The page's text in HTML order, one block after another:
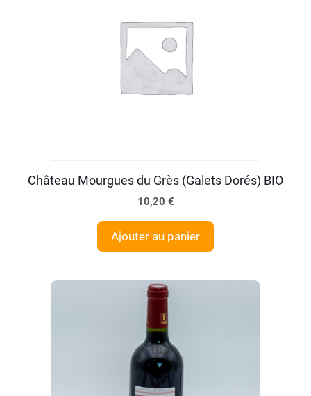
Château Mourgues du Grès (Galets Dorés) BIO
10,20 €
Ajouter au panier